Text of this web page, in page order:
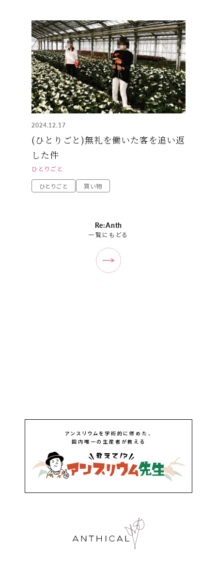
2024.12.17
(ひとりごと)無礼を働いた客を追い返
した件
ひとりごと
ひとりごと 買い物
Re:Anth
一覧にもどる
アンスリウムを学術的に修めた、
国内唯一の生産者が教える